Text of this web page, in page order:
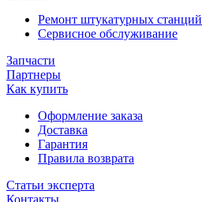
Ремонт штукатурных станций
Сервисное обслуживание
Запчасти
Партнеры
Как купить
Оформление заказа
Доставка
Гарантия
Правила возврата
Статьи эксперта
Контакты